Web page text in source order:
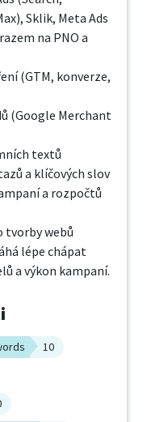
Sklik, Meta Ads
na PNO a
(GTM, konverze,
(Google Merchant
textů
a klíčových slov
a rozpočtů
tvorby webů
lépe chápat
a výkon kampaní.
10